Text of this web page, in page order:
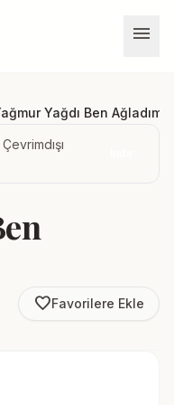
menu
Yağdı Ben Ağladım
Çevrimdışı
favorite_borderFavorilere Ekle